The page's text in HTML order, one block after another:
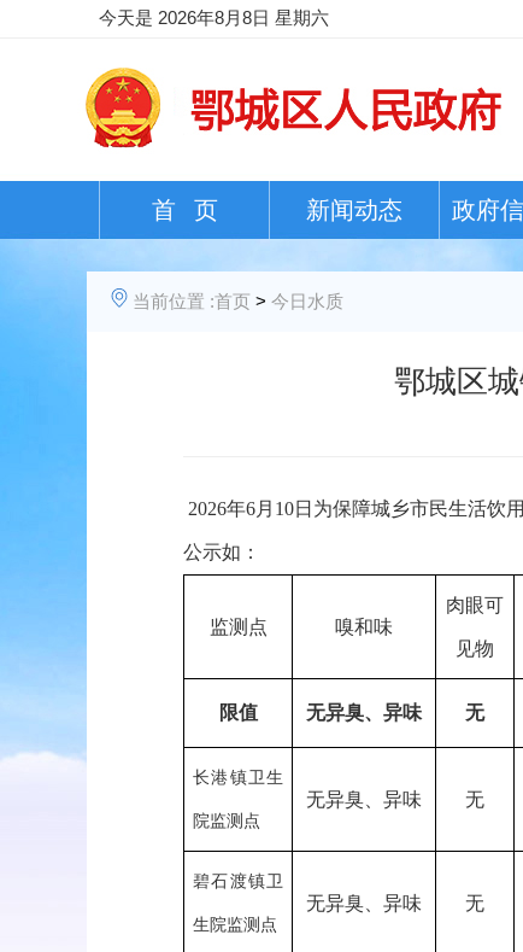
今天是 2026年8月8日 星期六
首 页 新闻动态 政府
当前位置 :首页 > 今日水质
鄂城区
2026年6月 10日 为保障城乡市民生活饮
公示如：
监测点 嗅和味
肉眼可
见物
限值 无异臭、异味 无
长港镇卫生
院监测点
无异臭、异味 无
碧石渡镇卫
生院监测点
无异臭、异味 无